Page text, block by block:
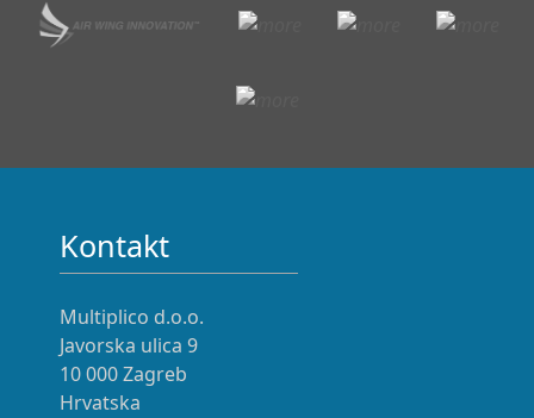
Kontakt
Multiplico d.o.o.
Javorska ulica 9
10 000 Zagreb
Hrvatska